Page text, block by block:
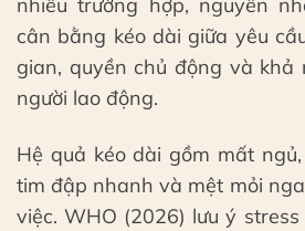
cân bằng kéo dài giữa yêu
gian, quyền chủ động và khả
người lao động.
Hệ quả kéo dài gồm mất
tim đập nhanh và mệt mỏi
việc. WHO (2026) lưu ý